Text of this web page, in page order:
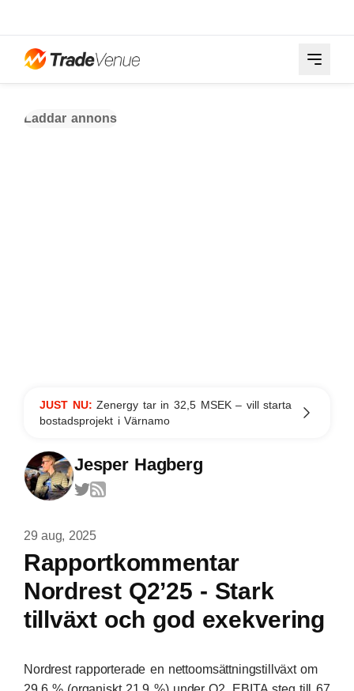
Laddar annons
JUST NU:Zenergy tar in 32,5 MSEK – vill starta
bostadsprojekt i Värnamo
Jesper Hagberg
29 aug, 2025
Rapportkommentar
Nordrest Q2’25 - Stark
tillväxt och god exekvering
Nordrest rapporterade en nettoomsättningstillväxt om